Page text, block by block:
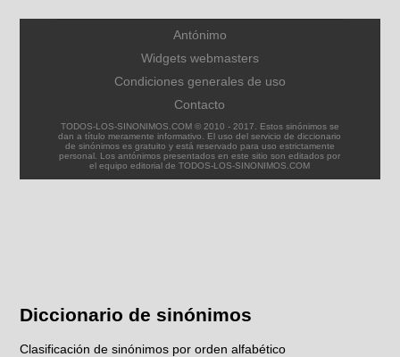
Antónimo
Widgets webmasters
Condiciones generales de uso
Contacto
TODOS-LOS-SINONIMOS.COM © 2010 - 2017. Estos sinónimos se
dan a título meramente informativo. El uso del servicio de diccionario
de sinónimos es gratuito y está reservado para uso estrictamente
personal. Los antónimos presentados en este sitio son editados por
el equipo editorial de TODOS-LOS-SINONIMOS.COM
Diccionario de sinónimos
Clasificación de sinónimos por orden alfabético